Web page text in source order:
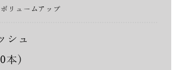
リュームアップ
シュ
本)